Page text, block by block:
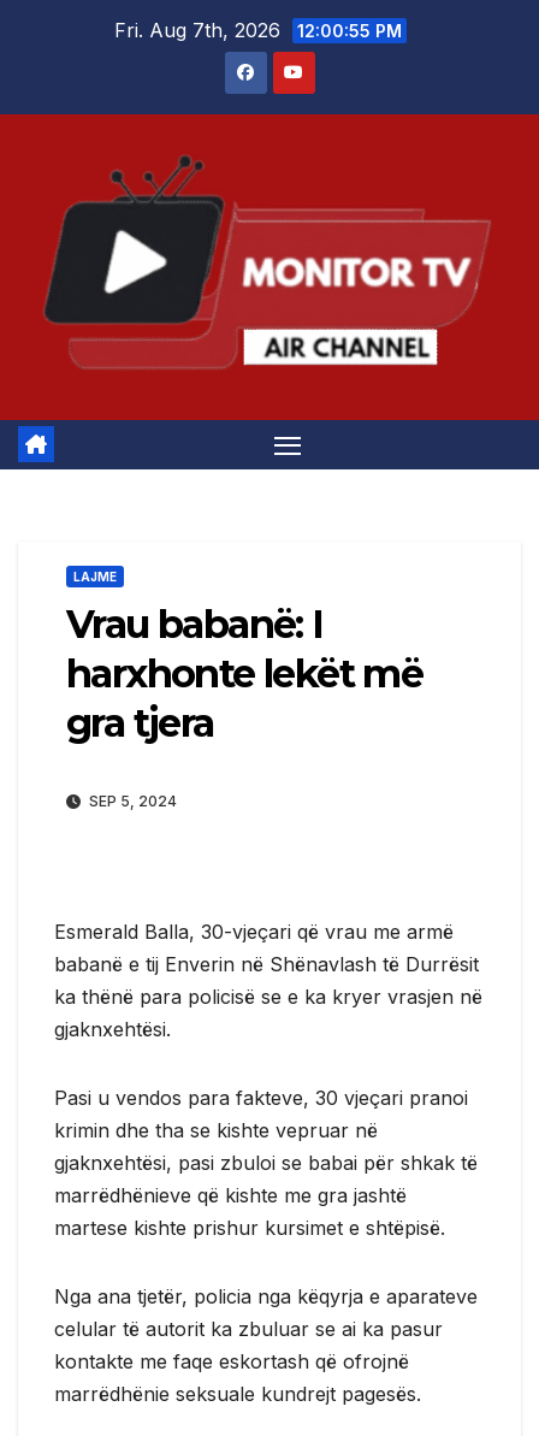
Fri. Aug 7th, 2026 12:00:56 PM
LAJME
Vrau babanë: I
harxhonte lekët më
gra tjera
SEP 5, 2024
Esmerald Balla, 30-vjeçari që vrau me armë
babanë e tij Enverin në Shënavlash të Durrësit
ka thënë para policisë se e ka kryer vrasjen në
gjaknxehtësi.
Pasi u vendos para fakteve, 30 vjeçari pranoi
krimin dhe tha se kishte vepruar në
gjaknxehtësi, pasi zbuloi se babai për shkak të
marrëdhënieve që kishte me gra jashtë
martese kishte prishur kursimet e shtëpisë.
Nga ana tjetër, policia nga këqyrja e aparateve
celular të autorit ka zbuluar se ai ka pasur
kontakte me faqe eskortash që ofrojnë
marrëdhënie seksuale kundrejt pagesës.